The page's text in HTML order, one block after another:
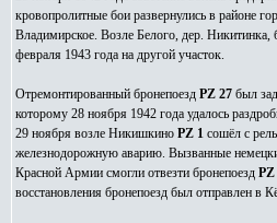
кровопролитные бои развернулись в районе
Владимирское. Возле Белого, дер. Никитинка,
февраля 1943 года на другой участок.
Отремонтированный бронепоезд PZ 27был
которому 28 ноября 1942 года удалось
29 ноября возле Никишкино PZ 1 сошёл с
железнодорожную аварию. Вызванные
Красной Армии смогли отвезти бронепоезд PZ
восстановления бронепоезд был отправлен в